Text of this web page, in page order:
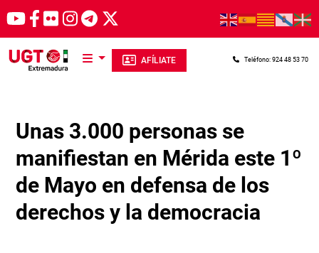
Pasar al contenido principal
AFÍLIATE Teléfono: 924 48 53 70
Unas 3.000 personas se
manifiestan en Mérida este 1º
de Mayo en defensa de los
derechos y la democracia